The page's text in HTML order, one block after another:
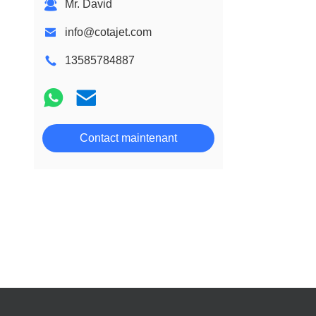
Mr. David
info@cotajet.com
13585784887
Contact maintenant